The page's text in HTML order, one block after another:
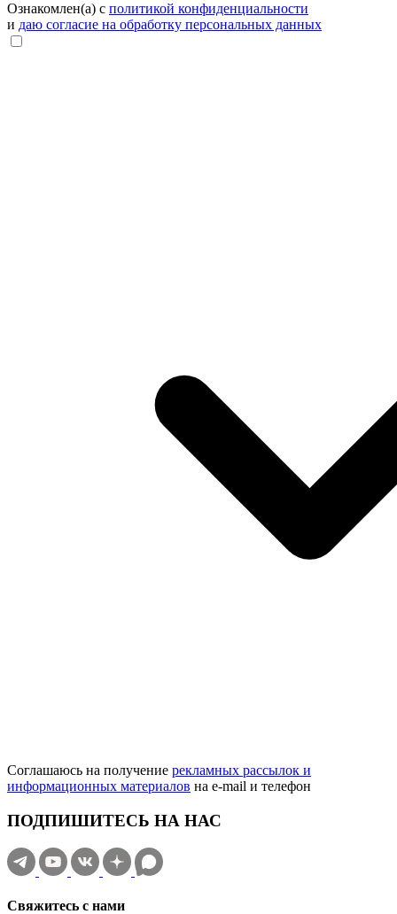
Ознакомлен(а) с политикой конфиденциальности
и даю согласие на обработку персональных данных
Соглашаюсь на получение рекламных рассылок и
информационных материалов на e‑mail и телефон
ПОДПИШИТЕСЬ НА НАС
Свяжитесь с нами